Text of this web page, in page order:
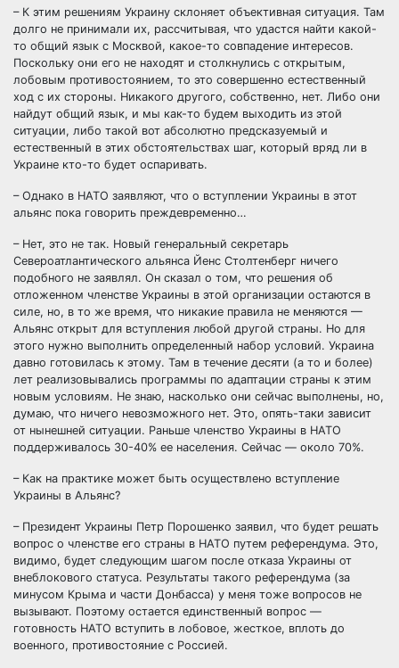
– К этим решениям Украину склоняет объективная ситуация. Там
долго не принимали их, рассчитывая, что удастся найти какой-
то общий язык с Москвой, какое-то совпадение интересов.
Поскольку они его не находят и столкнулись с открытым,
лобовым противостоянием, то это совершенно естественный
ход с их стороны. Никакого другого, собственно, нет. Либо они
найдут общий язык, и мы как-то будем выходить из этой
ситуации, либо такой вот абсолютно предсказуемый и
естественный в этих обстоятельствах шаг, который вряд ли в
Украине кто-то будет оспаривать.
– Однако в НАТО заявляют, что о вступлении Украины в этот
альянс пока говорить преждевременно…
– Нет, это не так. Новый генеральный секретарь
Североатлантического альянса Йенс Столтенберг ничего
подобного не заявлял. Он сказал о том, что решения об
отложенном членстве Украины в этой организации остаются в
силе, но, в то же время, что никакие правила не меняются —
Альянс открыт для вступления любой другой страны. Но для
этого нужно выполнить определенный набор условий. Украина
давно готовилась к этому. Там в течение десяти (а то и более)
лет реализовывались программы по адаптации страны к этим
новым условиям. Не знаю, насколько они сейчас выполнены, но,
думаю, что ничего невозможного нет. Это, опять-таки зависит
от нынешней ситуации. Раньше членство Украины в НАТО
поддерживалось 30-40% ее населения. Сейчас — около 70%.
– Как на практике может быть осуществлено вступление
Украины в Альянс?
– Президент Украины Петр Порошенко заявил, что будет решать
вопрос о членстве его страны в НАТО путем референдума. Это,
видимо, будет следующим шагом после отказа Украины от
внеблокового статуса. Результаты такого референдума (за
минусом Крыма и части Донбасса) у меня тоже вопросов не
вызывают. Поэтому остается единственный вопрос —
готовность НАТО вступить в лобовое, жесткое, вплоть до
военного, противостояние с Россией.